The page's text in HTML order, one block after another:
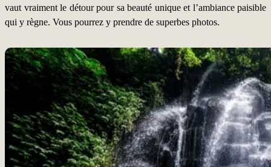
vaut vraiment le détour pour sa beauté unique et l’ambiance paisible
qui y règne. Vous pourrez y prendre de superbes photos.